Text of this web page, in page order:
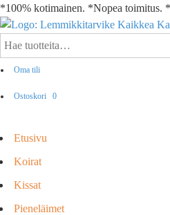
*100% kotimainen. *Nopea toimitus.
Oma tili
Ostoskori 0
Etusivu
Koirat
Kissat
Pieneläimet